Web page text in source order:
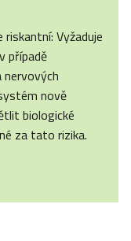
Vyžaduje
případě
nervových
nově
biologické
za tato rizika.